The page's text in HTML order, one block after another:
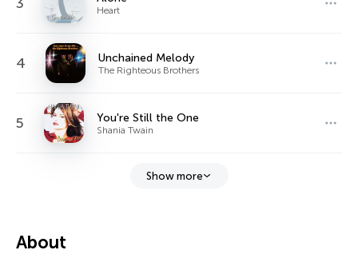
Heart
4 Unchained Melody
The Righteous Brothers
5 You're Still the One
Shania Twain
Show more
About